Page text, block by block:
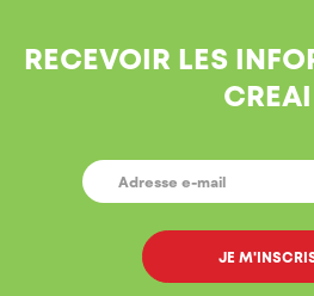
RECEVOIR LES
CREAI
E-
MAIL *